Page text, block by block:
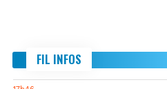
FIL INFOS